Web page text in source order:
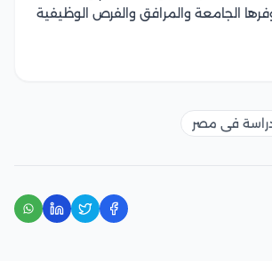
الجامعة والمرافق والفرص الوظيفية
فى مصر